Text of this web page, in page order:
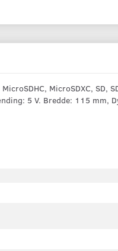
MicroSDXC, SD,
5 V. Bredde: 115 mm,